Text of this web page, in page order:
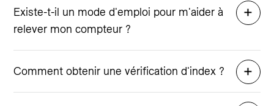
Existe-t-il un mode d'emploi pour m'aider à
relever mon compteur ?
Comment obtenir une vérification d'index ?